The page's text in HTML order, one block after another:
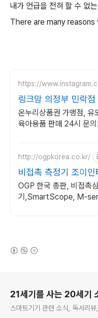
내가 언급을 전혀 할 수 없
There are many
https://
링크맘 의정부 민락점
판매매장
온누리상품권 가맹점,
육아용품 판매 24시 문의!
http://ogpkorea.co.kr/
비접촉 측정기 조이인
이인터내셔날
OGP 한국 총판, 비접촉
기,SmartScope, M-
21세기를 사는 20세기
스마트기기 관련 소식, 독서리